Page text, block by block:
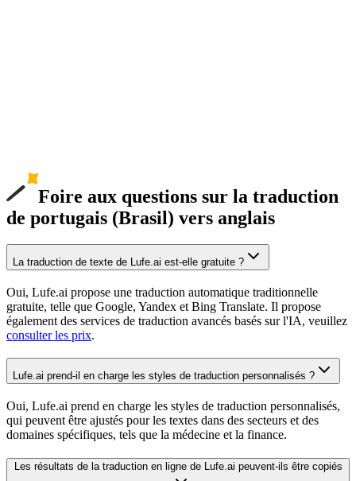
Foire aux questions sur la traduction
de portugais (Brasil) vers anglais
La traduction de texte de Lufe.ai est-elle gratuite ?
Oui, Lufe.ai propose une traduction automatique traditionnelle
gratuite, telle que Google, Yandex et Bing Translate. Il propose
également des services de traduction avancés basés sur l'IA, veuillez
consulter les prix.
Lufe.ai prend-il en charge les styles de traduction personnalisés ?
Oui, Lufe.ai prend en charge les styles de traduction personnalisés,
qui peuvent être ajustés pour les textes dans des secteurs et des
domaines spécifiques, tels que la médecine et la finance.
Les résultats de la traduction en ligne de Lufe.ai peuvent-ils être copiés